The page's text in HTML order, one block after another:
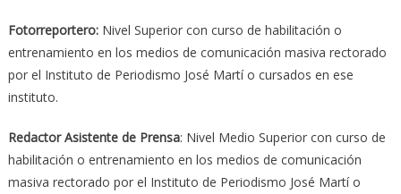
Fotorreportero: Nivel Superior con curso de habilitación o
entrenamiento en los medios de comunicación masiva rectorado
por el Instituto de Periodismo José Martí o cursados en ese
instituto.
Redactor Asistente de Prensa: Nivel Medio Superior con curso de
habilitación o entrenamiento en los medios de comunicación
masiva rectorado por el Instituto de Periodismo José Martí o